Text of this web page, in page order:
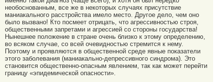
необоснованным, все же в некоторых случаях присутствие
маниакального расстройства имело место. Другое дело, чем оно
было вызвано! Кто посмеет отрицать, что агрессивностью строя,
общественными запретами и агрессией со стороны государства!
Нынешнее положение в стране очень близко к этому определению,
во всяком случае, со всей очевидностью стремится к нему.
Поэтому и проявляются в общественной среде явные показатели
этого заболевания (маниакально-депрессивного синдрома). Это
становится общественно-опасным явлением, так как может перейти
границу «эпидемической опасности».